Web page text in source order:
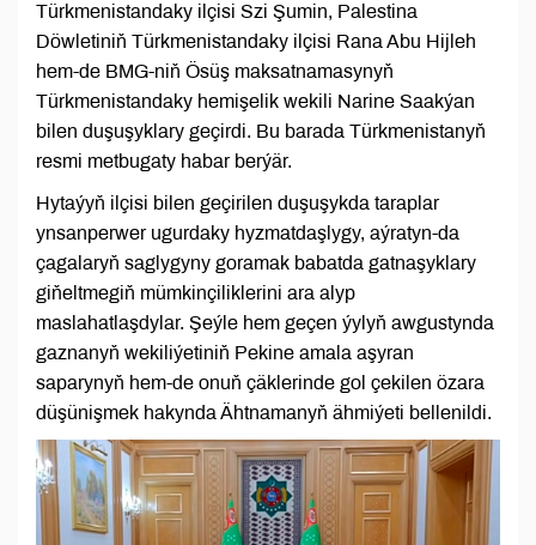
Türkmenistandaky ilçisi Szi Şumin, Palestina
Döwletiniň Türkmenistandaky ilçisi Rana Abu Hijleh
hem-de BMG-niň Ösüş maksatnamasynyň
Türkmenistandaky hemişelik wekili Narine Saakýan
bilen duşuşyklary geçirdi. Bu barada Türkmenistanyň
resmi metbugaty habar berýär.
Hytaýyň ilçisi bilen geçirilen duşuşykda taraplar
ynsanperwer ugurdaky hyzmatdaşlygy, aýratyn-da
çagalaryň saglygyny goramak babatda gatnaşyklary
giňeltmegiň mümkinçiliklerini ara alyp
maslahatlaşdylar. Şeýle hem geçen ýylyň awgustynda
gaznanyň wekiliýetiniň Pekine amala aşyran
saparynyň hem-de onuň çäklerinde gol çekilen özara
düşünişmek hakynda Ähtnamanyň ähmiýeti bellenildi.